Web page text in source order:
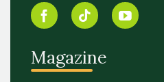
Magazine